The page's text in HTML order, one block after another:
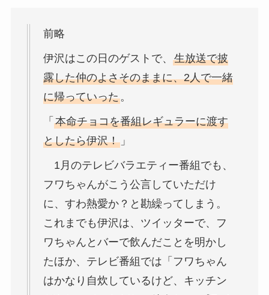
前略
伊沢はこの日のゲストで、 生放送で披
露した仲のよさそのままに、2人で一緒
に帰っていった。
「 本命チョコを番組レギュラーに渡す
としたら伊沢！」
1月のテレビバラエティー番組でも、
フワちゃんがこう公言していただけ
に、すわ熱愛か？と勘繰ってしまう。
これまでも伊沢は、ツイッターで、フ
ワちゃんとバーで飲んだことを明かし
たほか、テレビ番組では「フワちゃん
はかなり自炊しているけど、キッチン